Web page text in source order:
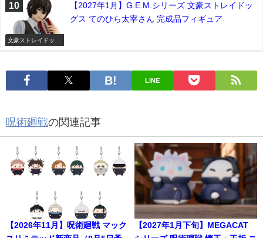
文豪ストレイドッグ
【2027年1月】G.E.M.シリーズ 文豪ストレイドッ
グス てのひら太宰さん 完成品フィギュア
LINE
呪術廻戦の関連記事
【2026年11月】呪術廻戦 マック
【2027年1月下旬】MEGACAT